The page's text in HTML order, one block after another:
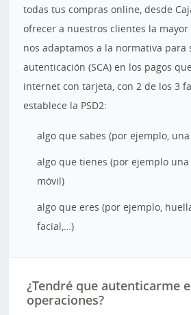
todas tus compras online, desde
ofrecer a nuestros clientes la
nos adaptamos a la normativa para
autenticación (SCA) en los pagos
internet con tarjeta, con 2 de los 3
establece la PSD2:
algo que sabes (por ejemplo,
algo que tienes (por ejemplo una
móvil)
algo que eres (por ejemplo,
facial,…)
¿Tendré que autenticarme
operaciones?